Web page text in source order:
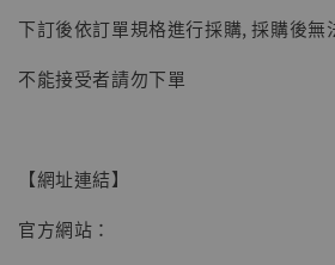
下訂後依訂單規格進行採購, 採購後無
不能接受者請勿下單
【網址連結】
官方網站：